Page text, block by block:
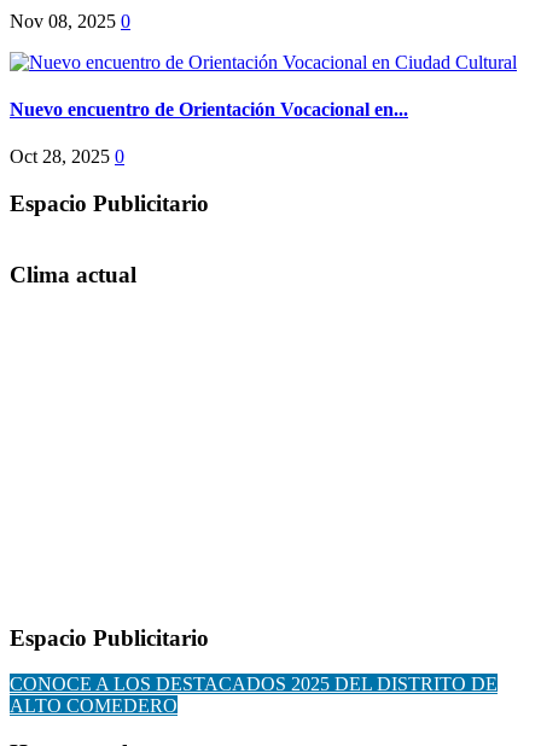
Nov 08, 2025 0
Nuevo encuentro de Orientación Vocacional en...
Oct 28, 2025 0
Espacio Publicitario
Clima actual
Espacio Publicitario
CONOCE A LOS DESTACADOS 2025 DEL DISTRITO DE
ALTO COMEDERO